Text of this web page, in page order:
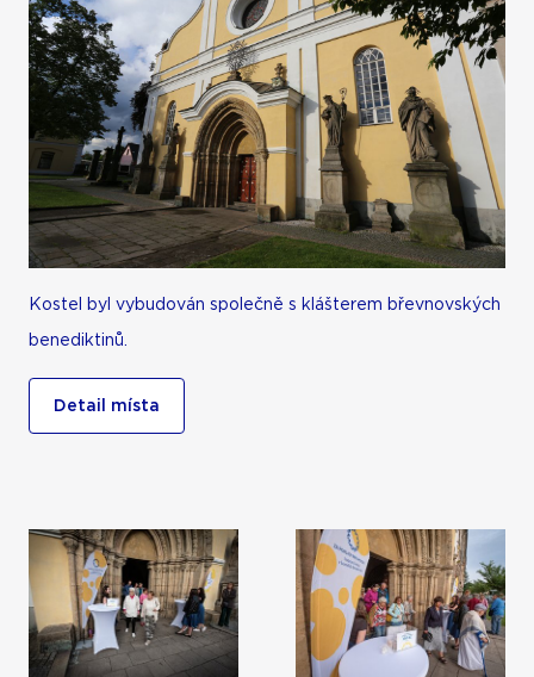
Kostel byl vybudován společně s klášterem břevnovských
benediktinů.
Detail místa